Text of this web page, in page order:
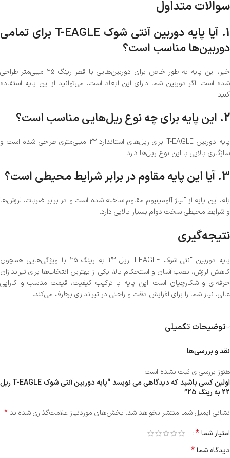
سوالات متداول
1. آیا پایه دوربین آنتی شوک T-EAGLE برای تمامی
دوربین‌ها مناسب است؟
خیر، این پایه به طور خاص برای دوربین‌هایی با قطر رینگ 25 میلی‌متر طراحی
شده است. اگر دوربین شما دارای این ابعاد است، می‌توانید از این پایه استفاده
کنید.
2. این پایه برای چه نوع ریل‌هایی مناسب است؟
پایه دوربین T-EAGLE برای ریل‌های استاندارد 22 میلی‌متری طراحی شده است و
سازگاری بالایی با این نوع ریل‌ها دارد.
3. آیا این پایه مقاوم در برابر شرایط محیطی است؟
بله، این پایه از آلیاژ آلومینیوم مقاوم ساخته شده است و در برابر ضربات، لرزش‌ها
و شرایط محیطی سخت دوام بسیار بالایی دارد.
نتیجه‌گیری
پایه دوربین آنتی شوک T-EAGLE ریل 22 به رینگ 25 با ویژگی‌هایی همچون
کاهش لرزش، نصب آسان و استحکام بالا، یکی از بهترین انتخاب‌ها برای تیراندازان
حرفه‌ای و شکارچیان است. این پایه با ترکیب کیفیت، قیمت مناسب و کارایی
عالی، نیاز شما را برای افزایش دقت و راحتی در تیراندازی برطرف می‌کند.
توضیحات تکمیلی
نقد و بررسی‌ها
هنوز بررسی‌ای ثبت نشده است.
اولین کسی باشید که دیدگاهی می نویسد “پایه دوربین آنتی شوک T-EAGLE ریل
22 به رینگ 25”
نشانی ایمیل شما منتشر نخواهد شد. بخش‌های موردنیاز علامت‌گذاری شده‌اند*
امتیاز شما*
دیدگاه شما*